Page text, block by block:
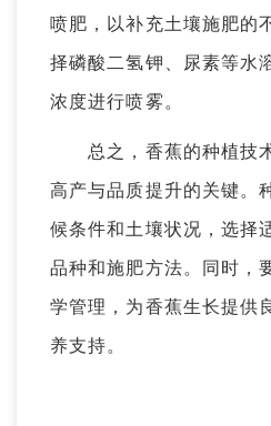
喷肥，以补充土壤施肥的
择磷酸二氢钾、尿素等水
浓度进行喷雾。
总之，香蕉的种植技
高产与品质提升的关键。
候条件和土壤状况，选择
品种和施肥方法。同时，
学管理，为香蕉生长提供
养支持。